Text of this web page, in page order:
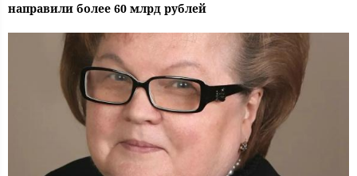
направили более 60 млрд рублей